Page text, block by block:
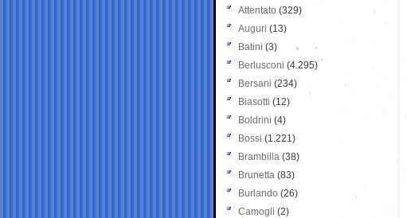
Attentato (329)
Auguri (13)
Batini (3)
Berlusconi (4.295)
Bersani (234)
Biasotti (12)
Boldrini (4)
Bossi (1.221)
Brambilla (38)
Brunetta (83)
Burlando (26)
Camogli (2)